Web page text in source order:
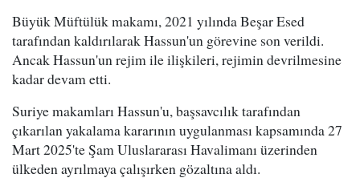
Büyük Müftülük makamı, 2021 yılında Beşar Esed
tarafından kaldırılarak Hassun'un görevine son verildi.
Ancak Hassun'un rejim ile ilişkileri, rejimin devrilmesine
kadar devam etti.
Suriye makamları Hassun'u, başsavcılık tarafından
çıkarılan yakalama kararının uygulanması kapsamında 27
Mart 2025'te Şam Uluslararası Havalimanı üzerinden
ülkeden ayrılmaya çalışırken gözaltına aldı.